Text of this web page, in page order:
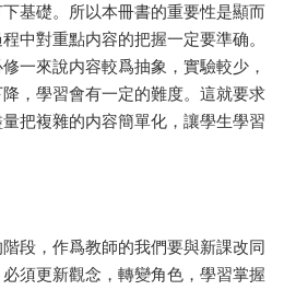
基礎。所以本冊書的重要性是顯而
中對重點内容的把握一定要準确。
一來說内容較爲抽象，實驗較少，
，學習會有一定的難度。這就要求
把複雜的内容簡單化，讓學生學習
段，作爲教師的我們要與新課改同
須更新觀念，轉變角色，學習掌握